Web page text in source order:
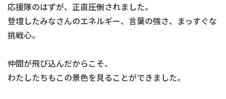
応援隊のはずが、正直――圧倒されました。
登壇したみなさんのエネルギー、言葉の強さ、まっすぐな
挑戦心。
仲間が飛び込んだからこそ、
わたしたちもこの景色を見ることができました。